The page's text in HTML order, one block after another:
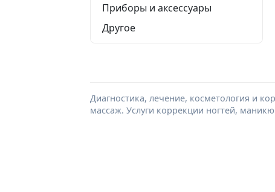
Приборы и аксессуары
Другое
Диагностика, лечение, косметология и
массаж. Услуги коррекции ногтей,